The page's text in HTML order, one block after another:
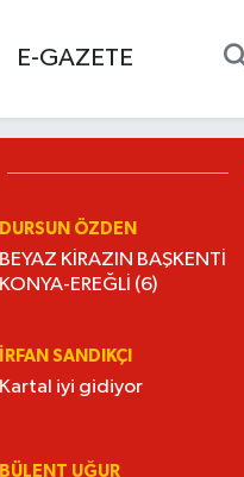
E-GAZETE
DURSUN ÖZDEN
BEYAZ KİRAZIN BAŞKENTİ
KONYA-EREĞLİ (6)
İRFAN SANDIKÇI
Kartal iyi gidiyor
BÜLENT UĞUR